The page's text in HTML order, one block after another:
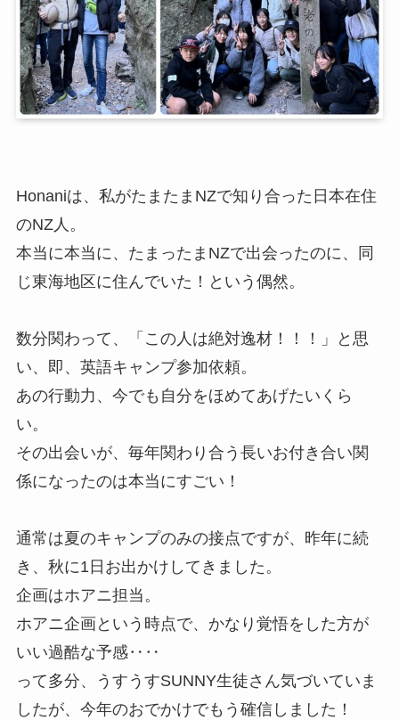
Honaniは、私がたまたまNZで知り合った日本在住
のNZ人。
本当に本当に、たまったまNZで出会ったのに、同
じ東海地区に住んでいた！という偶然。
数分関わって、「この人は絶対逸材！！！」と思
い、即、英語キャンプ参加依頼。
あの行動力、今でも自分をほめてあげたいくら
い。
その出会いが、毎年関わり合う長いお付き合い関
係になったのは本当にすごい！
通常は夏のキャンプのみの接点ですが、昨年に続
き、秋に1日お出かけしてきました。
企画はホアニ担当。
ホアニ企画という時点で、かなり覚悟をした方が
いい過酷な予感‥‥
って多分、うすうすSUNNY生徒さん気づいていま
したが、今年のおでかけでもう確信しました！